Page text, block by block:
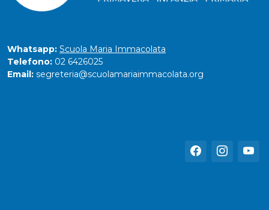
Whatsapp: Scuola Maria Immacolata
Telefono: 02 6426025
Email: segreteria@scuolamariaimmacolata.org